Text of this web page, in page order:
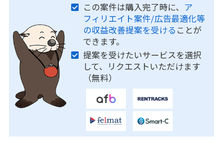
この案件は購入完了時に、 ア
フィリエイト案件/広告最適化等
の収益改善提案を受ける ことが
できます。
提案を受けたいサービスを選択
して、リクエストいただけます
（無料）